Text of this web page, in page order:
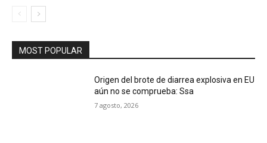
MOST POPULAR
Origen del brote de diarrea explosiva en EU
aún no se comprueba: Ssa
7 agosto, 2026